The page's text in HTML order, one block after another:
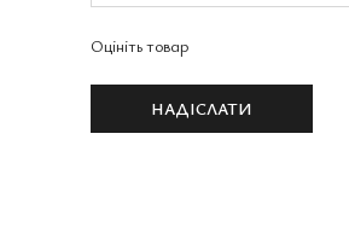
Оцініть товар
НАДІСЛАТИ